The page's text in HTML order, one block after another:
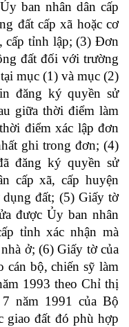
ban nhân dân cấp
đất cấp xã hoặc cơ
cấp tỉnh lập; (3) Đơn
đất đối với trường
mục (1) và mục (2)
đăng ký quyền sử
giữa thời điểm làm
điểm xác lập đơn
ghi trong đơn; (4)
đăng ký quyền sử
cấp xã, cấp huyện
dụng đất; (5) Giấy tờ
được Ủy ban nhân
tỉnh xác nhận mà
ở; (6) Giấy tờ của
cán bộ, chiến sỹ làm
1993 theo Chỉ thị
năm 1991 của Bộ
giao đất đó phù hợp